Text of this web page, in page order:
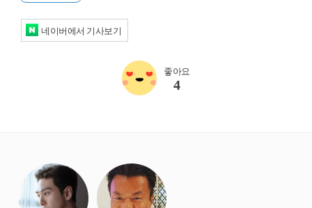
네이버에서 기사보기
좋아요
4